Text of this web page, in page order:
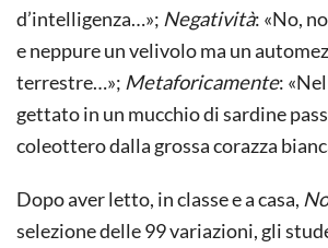
d’intelligenza…»; Negatività: «No,
e neppure un velivolo ma un
terrestre…»; Metaforicamente:
gettato in un mucchio di sardine
coleottero dalla grossa corazza
Dopo aver letto, in classe e a casa,
selezione delle 99 variazioni, gli